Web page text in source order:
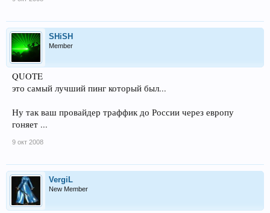
SHiSH
Member
QUOTE
это самый лучший пинг который был...
Ну так ваш провайдер траффик до России через европу
гоняет ...
9 окт 2008
VergiL
New Member